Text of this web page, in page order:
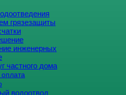
грязезащиты
инженерных
частного дома
оплата
водоотвод